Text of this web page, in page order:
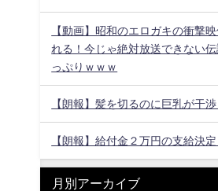
【動画】昭和のエロガキの衝撃
れる！今じゃ絶対放送できない
っぷりｗｗｗ
【朗報】髪を切るのに巨乳が干
【朗報】給付金２万円の支給決定
月別アーカイブ